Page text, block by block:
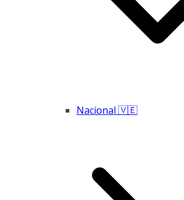
Nacional 🇻🇪